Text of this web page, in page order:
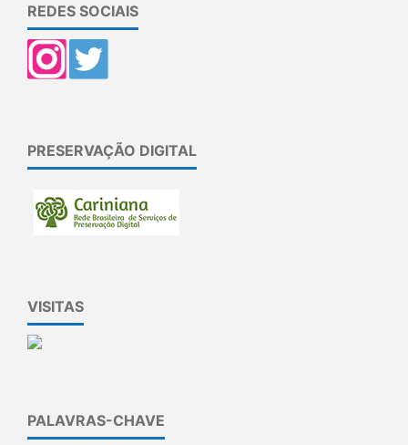
REDES SOCIAIS
PRESERVAÇÃO DIGITAL
VISITAS
PALAVRAS-CHAVE